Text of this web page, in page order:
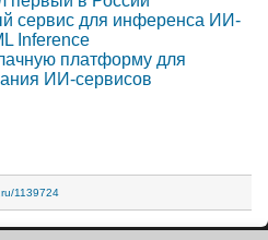
сервис для инференса ИИ-
Inference
платформу для
ИИ-сервисов
1139724